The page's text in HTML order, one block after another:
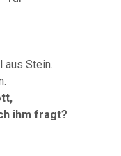
aus Stein.
ihm fragt?